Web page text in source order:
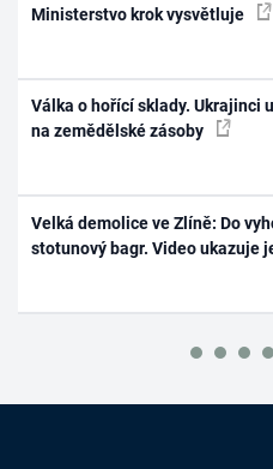
Ministerstvo krok vysvětluje
Válka o hořící sklady. Ukrajinci
na zemědělské zásoby
Velká demolice ve Zlíně: Do
stotunový bagr. Video ukazuje